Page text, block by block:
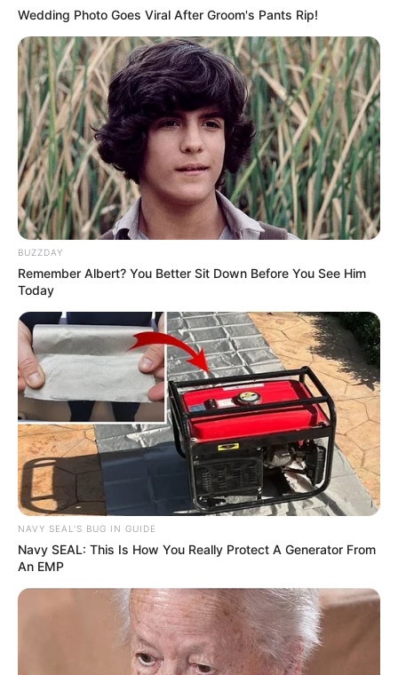
Wedding Photo Goes Viral After Groom's Pants Rip!
BUZZDAY
Remember Albert? You Better Sit Down Before You See Him
Today
NAVY SEAL'S BUG IN GUIDE
Navy SEAL: This Is How You Really Protect A Generator From
An EMP